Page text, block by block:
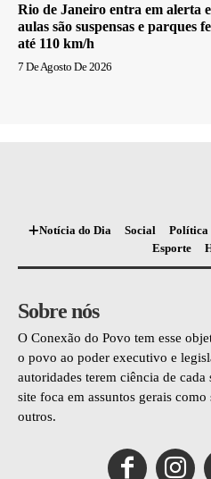
Rio de Janeiro entra em alerta
aulas são suspensas e parques
até 110 km/h
7 De Agosto De 2026
Notícia do Dia Social Política
Esporte
Sobre nós
O Conexão do Povo tem esse
o povo ao poder executivo e
autoridades terem ciência de
site foca em assuntos gerais
outros.